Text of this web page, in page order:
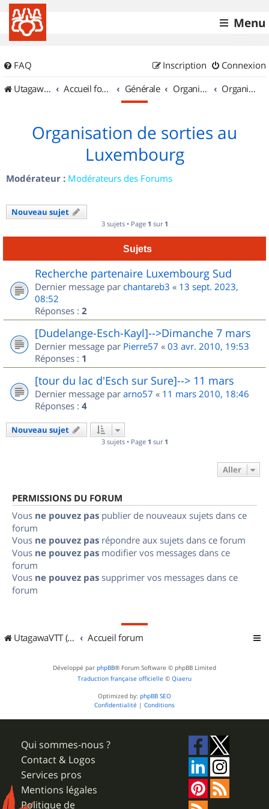
Menu
FAQ Connexion
Inscription
UtagawaVTT (Randos VTT et VTTAE avec traces GPS)
Accueil forum Générale Organisation de sorties & Recherche de partenaires Organisation de sorties au Luxembourg
Organisation de sorties au
Luxembourg
Modérateur : Modérateurs des Forums
Nouveau sujet
3 sujets • Page 1 sur 1
Sujets
Recherche partenaire Luxembourg Sud
Dernier message par chantareb3 « 13 sept. 2023,
08:52
Réponses : 2
[Dudelange-Esch-Kayl]-->Dimanche 7 mars
Dernier message par Pierre57 « 03 avr. 2010, 19:53
Réponses : 1
[tour du lac d'Esch sur Sure]--> 11 mars
Dernier message par arno57 « 11 mars 2010, 18:46
Réponses : 4
Nouveau sujet
3 sujets • Page 1 sur 1
Aller
PERMISSIONS DU FORUM
Vous ne pouvez pas publier de nouveaux sujets dans ce
forum
Vous ne pouvez pas répondre aux sujets dans ce forum
Vous ne pouvez pas modifier vos messages dans ce
forum
Vous ne pouvez pas supprimer vos messages dans ce
forum
UtagawaVTT (Randos VTT et VTTAE avec traces GPS) Accueil forum
Développé par phpBB® Forum Software © phpBB Limited
Traduction française officielle © Qiaeru
Optimized by: phpBB SEO
Confidentialité | Conditions
Qui sommes-nous ?
Contact & Logos
Services pros
Mentions légales
Politique de